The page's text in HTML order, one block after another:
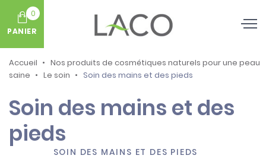
0
PANIER
Accueil
Nos produits de cosmétiques naturels pour une peau
saine
Le soin Soin des mains et des pieds
Soin des mains et des
pieds
SOIN DES MAINS ET DES PIEDS